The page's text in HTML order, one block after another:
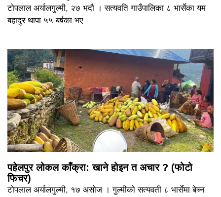
टोपलाल अर्यालगुल्मी, २७ भदौ । सत्यवति गाउँपालिका ८ भार्सेका यम
बहादुर थापा ५५ बर्षका भए
पहेलपुर लोकल काँक्रा: खाने होइन त अचार ? (फोटो
फिचर)
टोपलाल अर्यालगुल्मी, १७ असोज । गुल्मीको सत्यवती ८ भार्सेमा बेच्न